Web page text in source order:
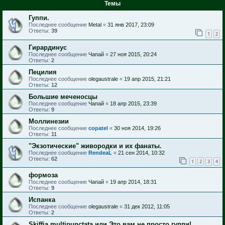
Темы
Гуппи.
Последнее сообщение Metal « 31 янв 2017, 23:09
Ответы: 39 1 2
Гирардинус
Последнее сообщение Чапай « 27 ноя 2015, 20:24
Ответы: 2
Пецилия
Последнее сообщение olegaustrale « 19 апр 2015, 21:21
Ответы: 12
Большие меченосцы
Последнее сообщение Чапай « 18 апр 2015, 23:39
Ответы: 9
Моллинезии
Последнее сообщение copatel « 30 ноя 2014, 19:26
Ответы: 11
"Экзотические" живородки и их фанаты.
Последнее сообщение RendeaL « 21 сен 2014, 10:32
Ответы: 62 1 2 3 4
формоза
Последнее сообщение Чапай « 19 апр 2014, 18:31
Ответы: 9
Испанка
Последнее сообщение olegaustrale « 31 дек 2012, 11:05
Ответы: 2